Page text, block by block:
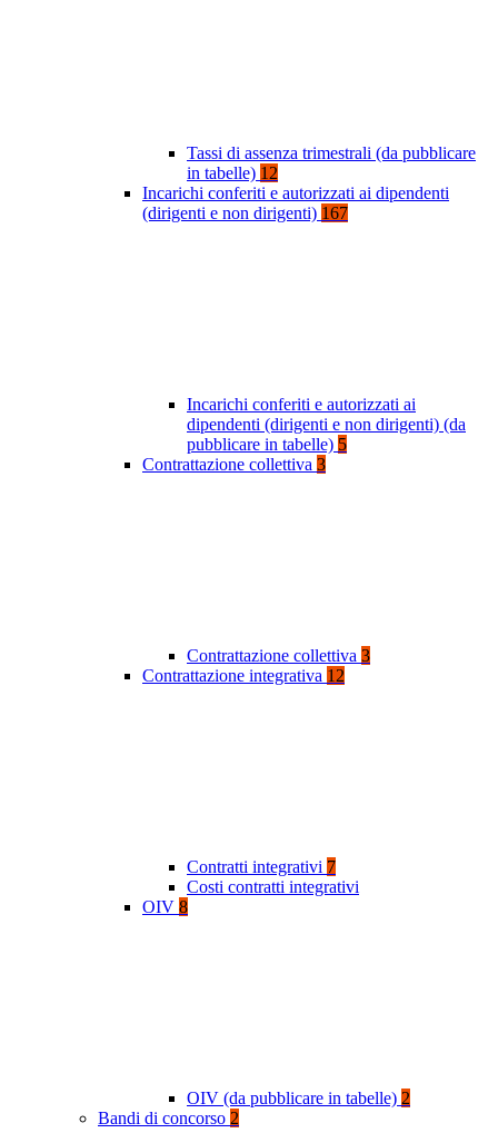
Tassi di assenza trimestrali (da pubblicare
in tabelle) 12
Incarichi conferiti e autorizzati ai dipendenti
(dirigenti e non dirigenti) 167
Incarichi conferiti e autorizzati ai
dipendenti (dirigenti e non dirigenti) (da
pubblicare in tabelle) 5
Contrattazione collettiva 3
Contrattazione collettiva 3
Contrattazione integrativa 12
Contratti integrativi 7
Costi contratti integrativi
OIV 8
OIV (da pubblicare in tabelle) 2
Bandi di concorso 2